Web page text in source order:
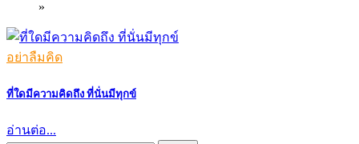
»
อย่าลืมคิด
ที่ใดมีความคิดถึง ที่นั่นมีทุกข์
อ่านต่อ...